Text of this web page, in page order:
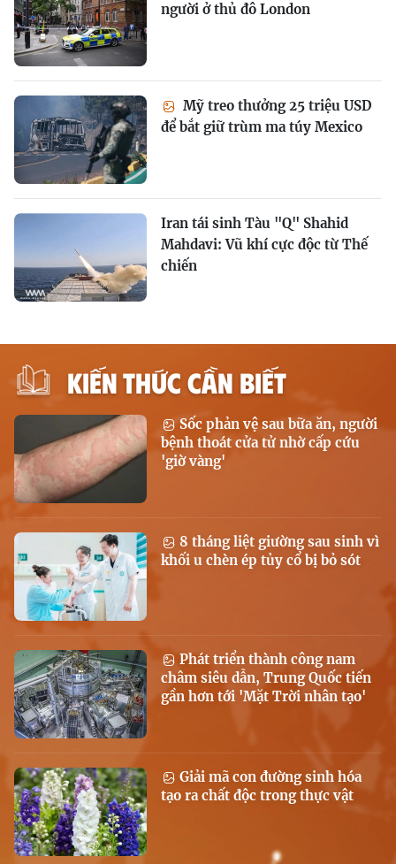
người ở thủ đô London
Mỹ treo thưởng 25 triệu USD
để bắt giữ trùm ma túy Mexico
Iran tái sinh Tàu "Q" Shahid
Mahdavi: Vũ khí cực độc từ Thế
chiến
KIẾN THỨC CẦN BIẾT
Sốc phản vệ sau bữa ăn, người
bệnh thoát cửa tử nhờ cấp cứu
'giờ vàng'
8 tháng liệt giường sau sinh vì
khối u chèn ép tủy cổ bị bỏ sót
Phát triển thành công nam
châm siêu dẫn, Trung Quốc tiến
gần hơn tới 'Mặt Trời nhân tạo'
Giải mã con đường sinh hóa
tạo ra chất độc trong thực vật